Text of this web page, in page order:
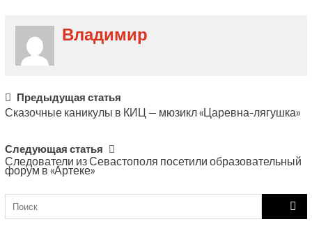
Владимир
Post
navigation
Предыдущая статья
Сказочные каникулы в КИЦ — мюзикл «Царевна-лягушка»
Следующая статья
Следователи из Севастополя посетили образовательный
форум в «Артеке»
Search